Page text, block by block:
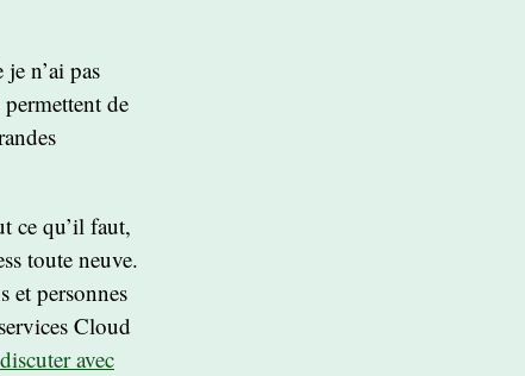
n’ai pas
de
ce qu’il faut,
toute neuve.
et personnes
Cloud
discuter avec